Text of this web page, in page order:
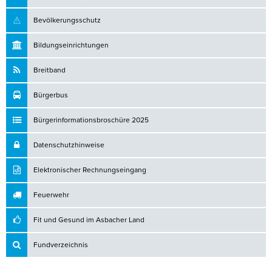
Bevölkerungsschutz
Bildungseinrichtungen
Breitband
Bürgerbus
Bürgerinformationsbroschüre 2025
Datenschutzhinweise
Elektronischer Rechnungseingang
Feuerwehr
Fit und Gesund im Asbacher Land
Fundverzeichnis